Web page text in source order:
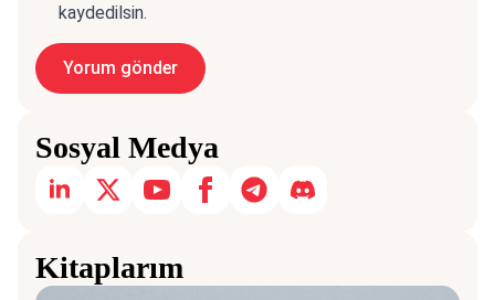
kaydedilsin.
Sosyal Medya
Kitaplarım